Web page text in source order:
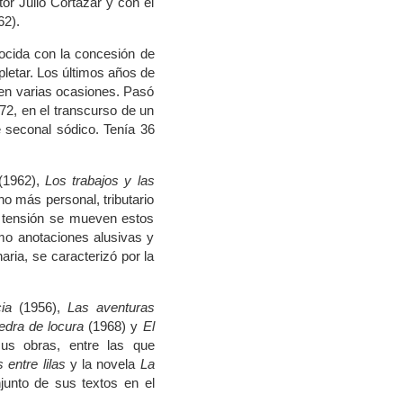
con la concesión de
Los últimos años de
varias ocasiones. Pasó
en el transcurso de un
sódico. Tenía 36
Los trabajos y las
más personal, tributario
se mueven estos
anotaciones alusivas y
se caracterizó por la
(1956), Las aventuras
de locura (1968) y El
obras, entre las que
entre lilas y la novela La
de sus textos en el